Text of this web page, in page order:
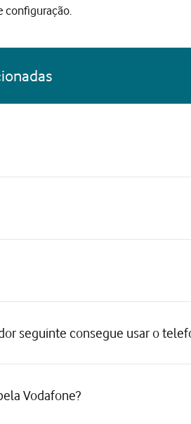
configuração.
seguinte consegue usar o
Vodafone?